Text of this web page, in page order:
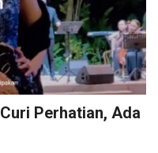
Perhatian, Ada